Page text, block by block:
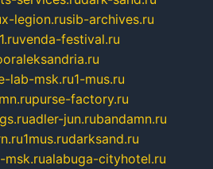
x-legion.rusib-archives.ru
venda-festival.ru
lab-msk.ru1-mus.ru
purse-factory.ru
adler-jun.rubandamn.ru
1mus.rudarksand.ru
msk.rualabuga-cityhotel.ru